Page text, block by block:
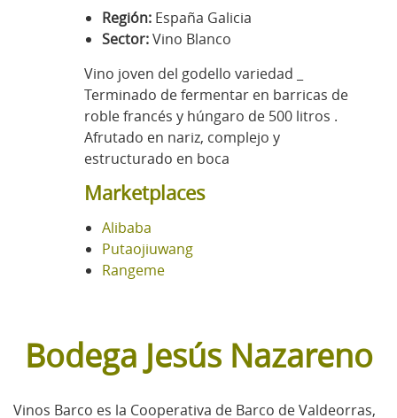
Región: España Galicia
Sector:Vino Blanco
Vino joven del godello variedad _
Terminado de fermentar en barricas de
roble francés y húngaro de 500 litros .
Afrutado en nariz, complejo y
estructurado en boca
Marketplaces
Alibaba
Putaojiuwang
Rangeme
Bodega Jesús Nazareno
Vinos Barco es la Cooperativa de Barco de Valdeorras,